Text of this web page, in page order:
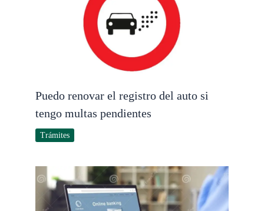
Puedo renovar el registro del auto si
tengo multas pendientes
Trámites